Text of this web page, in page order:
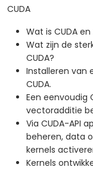
CUDA
Wat is CUDA
Wat zijn de
CUDA?
Installeren van
CUDA.
Een eenvoudig
vectoradditie
Via CUDA-API
beheren, data
kernels
Kernels